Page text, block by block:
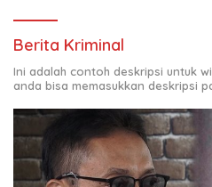
Berita Kriminal
Ini adalah contoh deskripsi untuk
anda bisa memasukkan deskripsi